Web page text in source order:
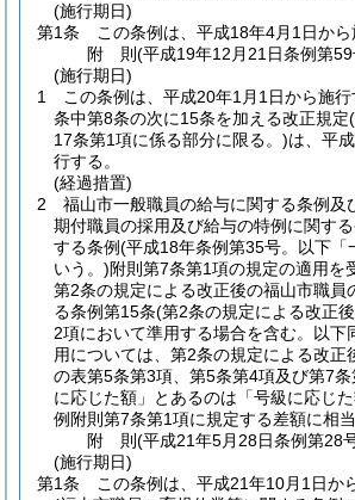
(施行期日)
第1条
この条例は、平成18年4月1日から
附 則(平成19年12月21日条例第
(施行期日)
1
この条例は、平成20年1月1日から施行
条中第8条の次に15条を加える改正規定
17条第1項に係る部分に限る。)は、平
行する。
(経過措置)
2
福山市一般職員の給与に関する条例及
期付職員の採用及び給与の特例に関す
する条例(平成18年条例第35号。以下「
いう。)附則第7条第1項の規定の適用を
第2条の規定による改正後の福山市職員
る条例第15条(第2条の規定による改正
2項において準用する場合を含む。以下
用については、第2条の規定による改正
の表第5条第3項、第5条第4項及び第7
に応じた額」とあるのは「号級に応じ
例附則第7条第1項に規定する差額に相
附 則(平成21年5月28日条例第28
(施行期日)
第1条
この条例は、平成21年10月1日か